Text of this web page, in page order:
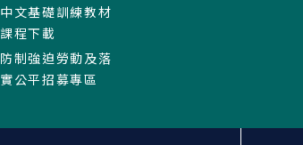
中文基礎訓練教材
課程下載
防制強迫勞動及落
實公平招募專區